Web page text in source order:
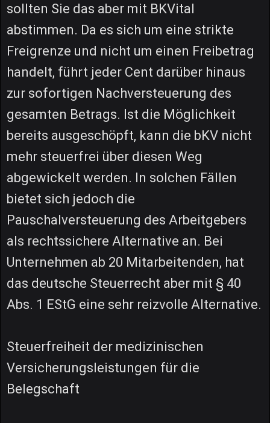
sollten Sie das aber mit BKVital
abstimmen. Da es sich um eine strikte
Freigrenze und nicht um einen Freibetrag
handelt, führt jeder Cent darüber hinaus
zur sofortigen Nachversteuerung des
gesamten Betrags. Ist die Möglichkeit
bereits ausgeschöpft, kann die bKV nicht
mehr steuerfrei über diesen Weg
abgewickelt werden. In solchen Fällen
bietet sich jedoch die
Pauschalversteuerung des Arbeitgebers
als rechtssichere Alternative an. Bei
Unternehmen ab 20 Mitarbeitenden, hat
das deutsche Steuerrecht aber mit § 40
Abs. 1 EStG eine sehr reizvolle Alternative.
Steuerfreiheit der medizinischen
Versicherungsleistungen für die
Belegschaft